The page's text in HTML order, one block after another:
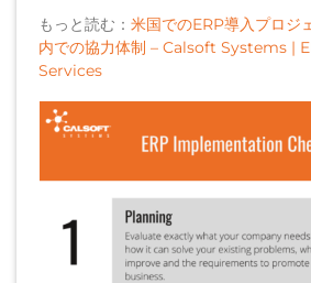
もっと読む：米国でのERP導入プロジ
内での協力体制 – Calsoft Systems |
Services